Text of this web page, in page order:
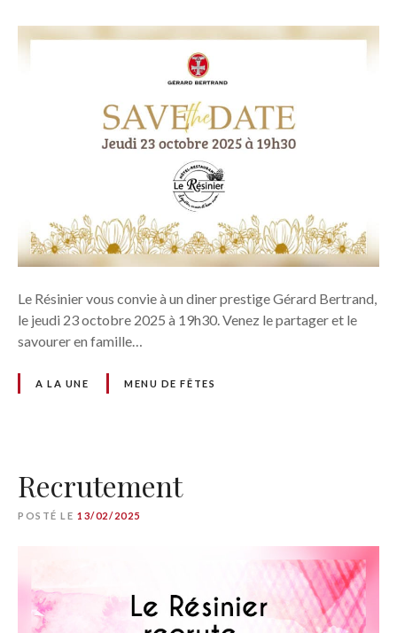
Le Résinier vous convie à un diner prestige Gérard Bertrand,
le jeudi 23 octobre 2025 à 19h30. Venez le partager et le
savourer en famille…
A LA UNE MENU DE FÊTES
Recrutement
POSTÉ LE 13/02/2025